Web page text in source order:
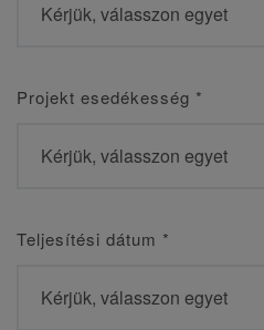
Projekt esedékesség *
Teljesítési dátum *